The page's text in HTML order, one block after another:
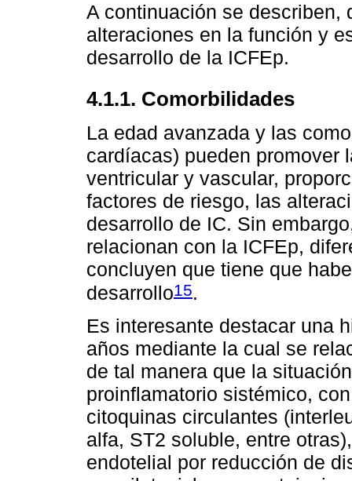
A continuación se describen,
alteraciones en la función y
desarrollo de la ICFEp.
4.1.1. Comorbilidades
La edad avanzada y las
cardíacas) pueden promover
ventricular y vascular,
factores de riesgo, las
desarrollo de IC. Sin
relacionan con la ICFEp,
concluyen que tiene que
desarrollo15.
Es interesante destacar una
años mediante la cual se
de tal manera que la
proinflamatorio sistémico,
citoquinas circulantes
alfa, ST2 soluble, entre
endotelial por reducción de